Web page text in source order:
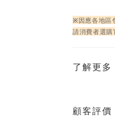
※ 因應各地區
請消費者選購
了解更多
顧客評價